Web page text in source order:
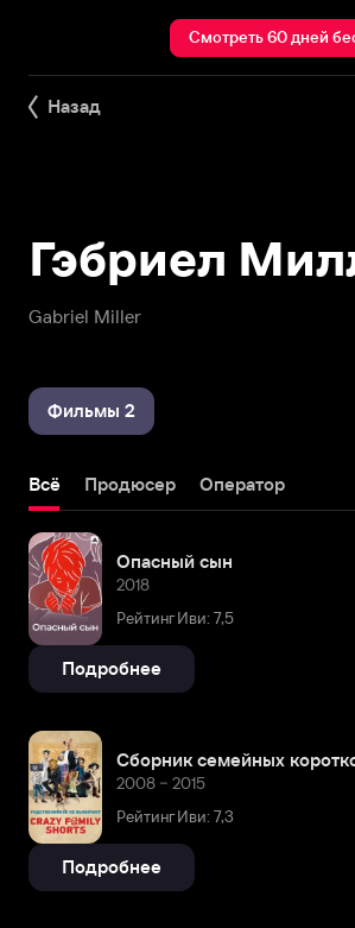
Смотреть 60 дней
Назад
Gabriel Miller
Гэбриел
Фильмы 2
Всё Продюсер Оператор
Опасный сын
2018
Рейтинг Иви: 7,5
Подробнее
2008 – 2015
Рейтинг Иви: 7,3
Подробнее